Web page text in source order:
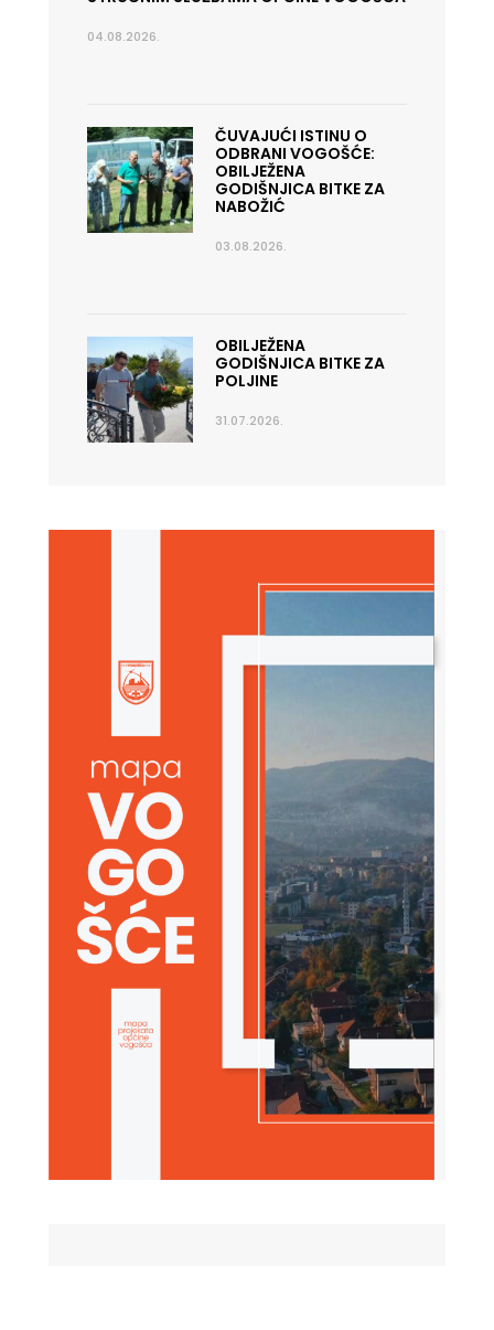
04.08.2026.
ČUVAJUĆI ISTINU O
ODBRANI VOGOŠĆE:
OBILJEŽENA
GODIŠNJICA BITKE ZA
NABOŽIĆ
03.08.2026.
OBILJEŽENA
GODIŠNJICA BITKE ZA
POLJINE
31.07.2026.